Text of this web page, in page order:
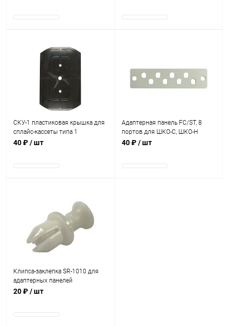
В наличии
СКУ-1 пластиковая крышка для
сплайс-кассеты типа 1
40 ₽/ шт
В наличии
Адаптерная панель FC/ST, 8
портов для ШКО-С, ШКО-Н
40 ₽/ шт
В наличии
Клипса-заклепка SR-1010 для
адаптерных панелей
20 ₽/ шт